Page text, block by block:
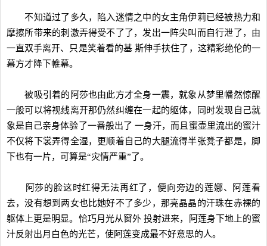
不知道过了多久，陷入迷情之中的女主角伊莉已经被热力和
摩擦所带来的刺激弄得受不了了，发出一阵尖叫而自行泄了，由
一直双手离开、只是笑着看的基 斯伸手扶住了，这精彩绝伦的一
幕方才降下帷幕。
被吸引着的阿莎也由此方才全身一震，就象从梦里幡然惊醒
一般可以将视线离开那仍然纠缠在一起的躯体，同时发现自己就
象是自己亲身体验了一番般出了 一身汗，而且蜜壶里流出的蜜汁
不仅将下裳弄得全湿，更顺着自己的大腿流得半张凳子都是，脚
下也有一片，可算是“灾情严重”了。
阿莎的脸这时红得无法再红了，便向旁边的莲娜、阿莲看
去，没有想到两女也比她好不了多少，那亮晶晶的汗珠在赤裸的
躯体上更是明显。恰巧月光从窗外 投射进来，阿莲身下地上的蜜
汁反射出月白色的光芒，使阿莲变成最不好意思的人。